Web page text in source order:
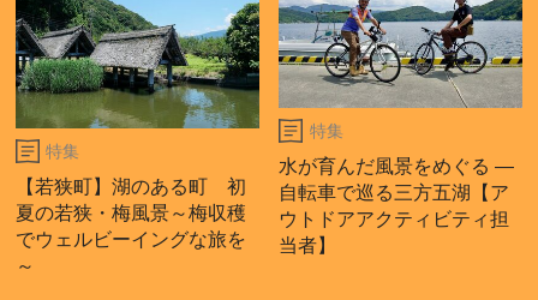
特集
【若狭町】湖のある町 初
夏の若狭・梅風景～梅収穫
でウェルビーイングな旅を
～
特集
水が育んだ風景をめぐる ―
自転車で巡る三方五湖【ア
ウトドアアクティビティ担
当者】